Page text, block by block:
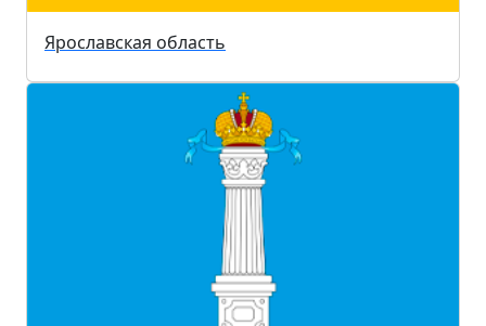
Ярославская область